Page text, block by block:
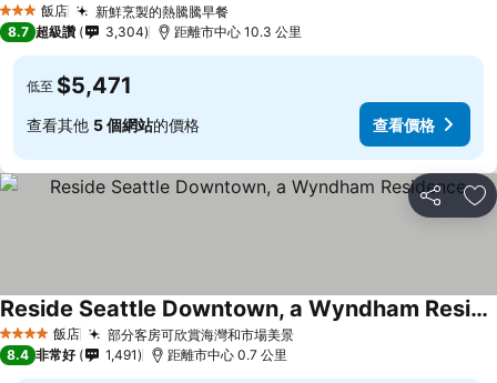
3 星級 飯店 新鮮烹製的熱騰騰早餐
8.7 超級讚 3,304 距離市中心 10.3 公里
低至 $5,471
查看其他 5 個網站的價格 查看價格
分享 加
4 星級 飯店 部分客房可欣賞海灣和市場美景
Reside Seattle Downtown, a Wyndham Residence
8.4 非常好 1,491 距離市中心 0.7 公里